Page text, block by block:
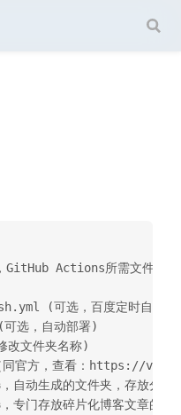
Actions所需文件)
(可选，百度定时自动推
，自动部署)
改文件夹名称)
官方，查看：https://
自动生成的文件夹，存放分类
门存放碎片化博客文章的文